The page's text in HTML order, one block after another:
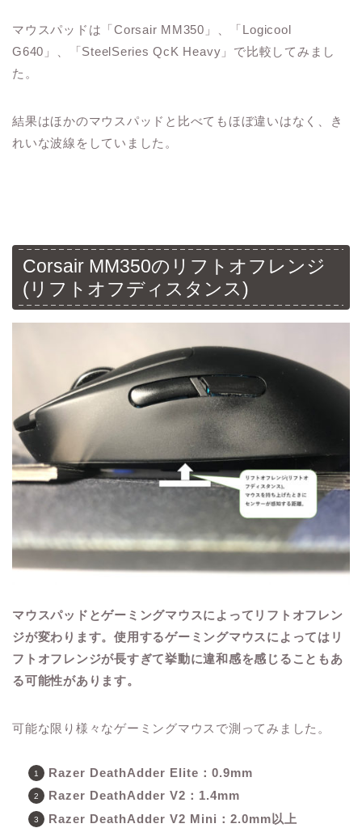
マウスパッドは「Corsair MM350」、「Logicool
G640」、「SteelSeries QcK Heavy」で比較してみまし
た。
結果はほかのマウスパッドと比べてもほぼ違いはなく、き
れいな波線をしていました。
Corsair MM350のリフトオフレンジ
(リフトオフディスタンス)
マウスパッドとゲーミングマウスによってリフトオフレン
ジが変わります。使用するゲーミングマウスによってはリ
フトオフレンジが長すぎて挙動に違和感を感じることもあ
る可能性があります。
可能な限り様々なゲーミングマウスで測ってみました。
Razer DeathAdder Elite：0.9mm
Razer DeathAdder V2：1.4mm
Razer DeathAdder V2 Mini：2.0mm以上